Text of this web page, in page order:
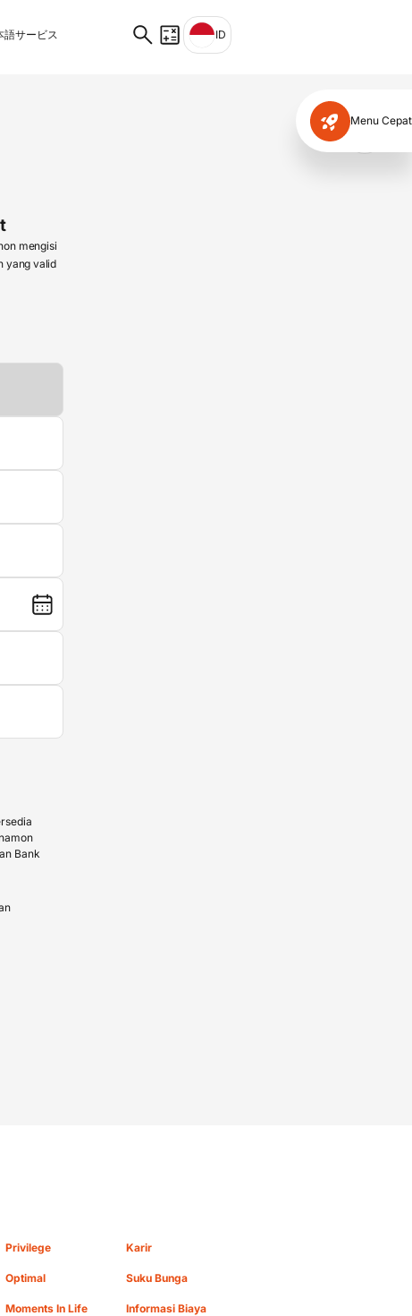
語サービス ID
Menu Cepat
mengisi
yang valid
Bank
Privilege
Optimal
Moments In Life
Karir
Suku Bunga
Informasi Biaya